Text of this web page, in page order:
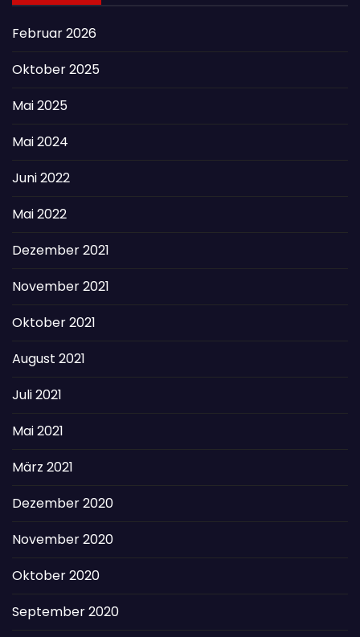
Februar 2026
Oktober 2025
Mai 2025
Mai 2024
Juni 2022
Mai 2022
Dezember 2021
November 2021
Oktober 2021
August 2021
Juli 2021
Mai 2021
März 2021
Dezember 2020
November 2020
Oktober 2020
September 2020